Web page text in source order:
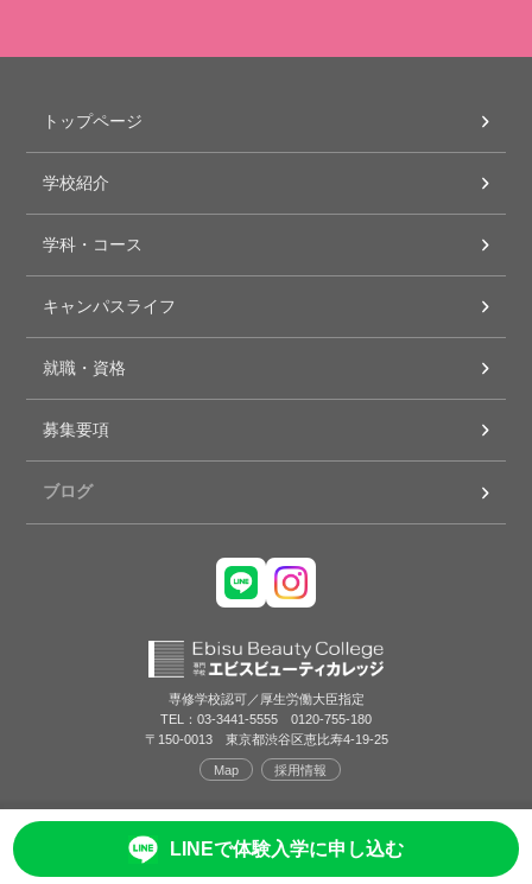
トップページ
学校紹介
学科・コース
キャンパスライフ
就職・資格
募集要項
ブログ
専修学校認可／厚生労働大臣指定
TEL：03-3441-5555 0120-755-180
〒150-0013 東京都渋谷区恵比寿4-19-25
Map 採用情報
LINEで体験入学に申し込む